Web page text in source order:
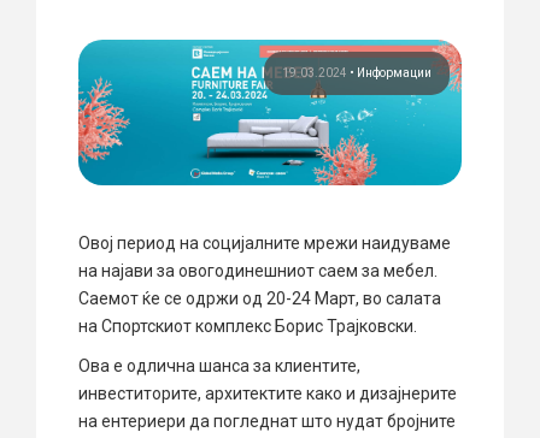
19.03.2024 • Информации
Овој период на социјалните мрежи наидуваме
на најави за овогодинешниот саем за мебел.
Саемот ќе се одржи од 20-24 Март, во салата
на Спортскиот комплекс Борис Трајковски.
Ова е одлична шанса за клиентите,
инвеститорите, архитектите како и дизајнерите
на ентериери да погледнат што нудат бројните